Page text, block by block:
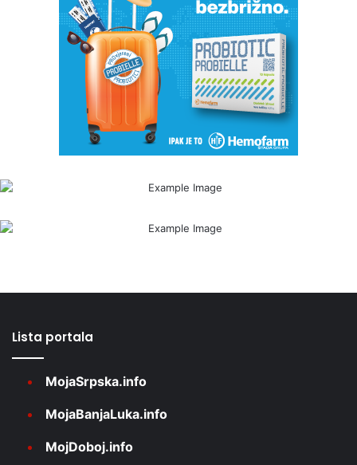
Lista portala
MojaSrpska.info
MojaBanjaLuka.info
MojDoboj.info